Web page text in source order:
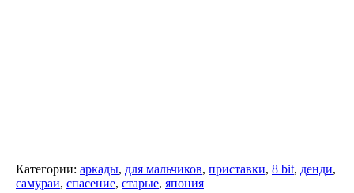
Категории: аркады, для мальчиков, приставки, 8 bit, денди,
самураи, спасение, старые, япония